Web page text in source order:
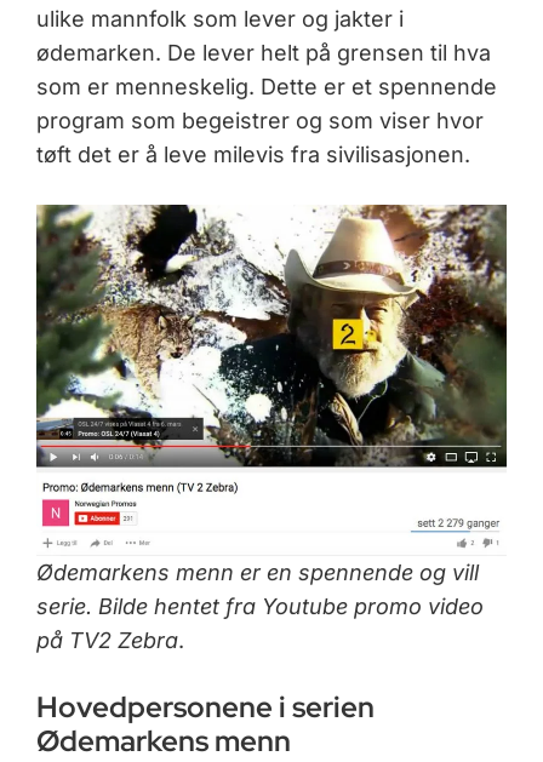
ulike mannfolk som lever og jakter i
ødemarken. De lever helt på grensen til hva
som er menneskelig. Dette er et spennende
program som begeistrer og som viser hvor
tøft det er å leve milevis fra sivilisasjonen.
Ødemarkens menn er en spennende og vill
serie. Bilde hentet fra Youtube promo video
på TV2 Zebra.
Hovedpersonene i serien
Ødemarkens menn